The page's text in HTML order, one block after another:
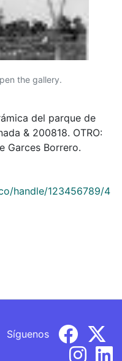
the gallery.
del parque de
& 200818. OTRO:
Garces Borrero.
handle/123456789/4
Síguenos